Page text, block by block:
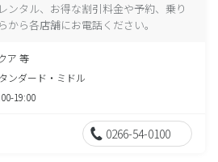
ンタル、お得な割引料金や予約、乗り
ら各店舗にお電話ください。
ア 等
ンダード・ミドル
19:00
0266-54-0100